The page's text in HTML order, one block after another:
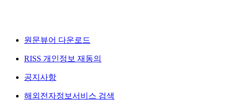
원문뷰어 다운로드
RISS 개인정보 재동의
공지사항
해외전자정보서비스 검색